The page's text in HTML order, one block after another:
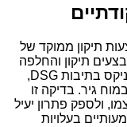
תיקון ממוקד של
תיקון והחלפה
של מוח גיר, מחשב גיר, סולנואידים ומכטרוניקס בתיבות DSG,
גיר. בדיקה זו
ולספק פתרון יעיל
בעלויות